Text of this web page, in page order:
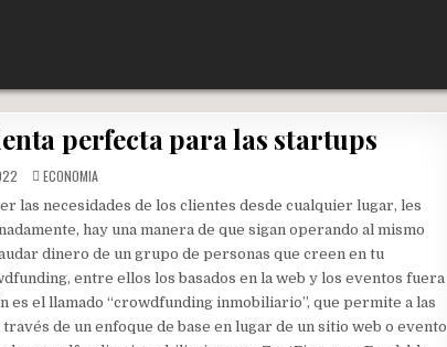
perfecta para las startups
POSTED
IN
ECONOMIA
las necesidades de los clientes desde cualquier lugar, les
hay una manera de que sigan operando al mismo
dinero de un grupo de personas que creen en tu
entre ellos los basados en la web y los eventos fuera
es el llamado “crowdfunding inmobiliario”, que permite a las
de un enfoque de base en lugar de un sitio web o evento